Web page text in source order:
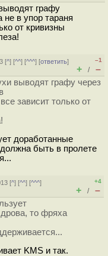
графу
в упор тараня
от кривизны
[^] [^^] [^^^] [ответить]
–1
+ / –
выводят графу через
зависит только от
доработанные
быть в пролете
[^] [^^] [^^^]
+4
+ / –
то фряха
KMS и так.